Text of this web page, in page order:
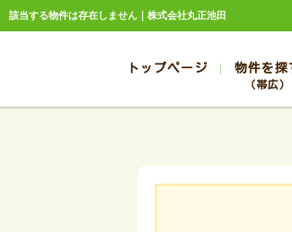
該当する物件は存在しません｜株式会社丸正池田
トップページ 物件を探
（帯広）